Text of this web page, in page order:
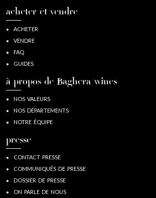
acheter et vendre
ACHETER
VENDRE
FAQ
GUIDES
à propos de Baghera/wines
NOS VALEURS
NOS DÉPARTEMENTS
NOTRE ÉQUIPE
presse
CONTACT PRESSE
COMMUNIQUÉS DE PRESSE
DOSSIER DE PRESSE
ON PARLE DE NOUS